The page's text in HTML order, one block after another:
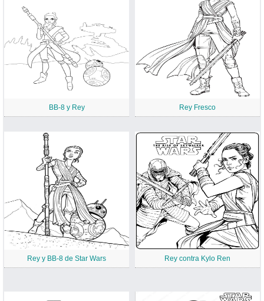
BB-8 y Rey Rey Fresco
Rey y BB-8 de Star Wars Rey contra Kylo Ren